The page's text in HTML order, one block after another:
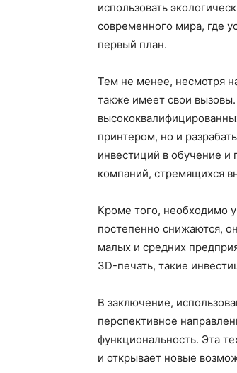
использовать
современного мира, где
первый план.
Тем не менее, несмотря
также имеет свои
принтером, но и
инвестиций в обучение и
компаний, стремящихся
Кроме того, необходимо
постепенно снижаются,
малых и средних
3D-печать, такие
В заключение,
перспективное
функциональность. Эта
и открывает новые